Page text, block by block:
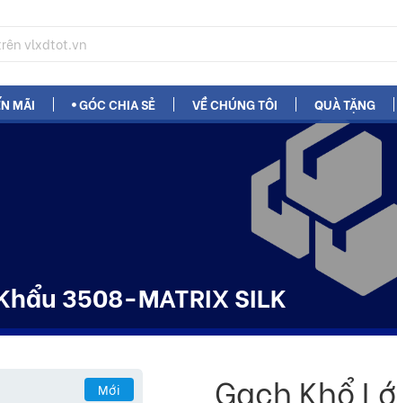
MÃI GÓC CHIA SẺ VỀ CHÚNG TÔI QUÀ TẶNG
3508-MATRIX SILK
Mới
Gạch Khổ